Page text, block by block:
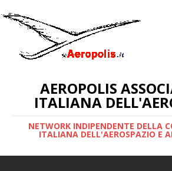
AEROPOLIS
ITALIANA
NETWORK INDIPENDENTE DELLA
ITALIANA DELL'AEROSPAZIO E